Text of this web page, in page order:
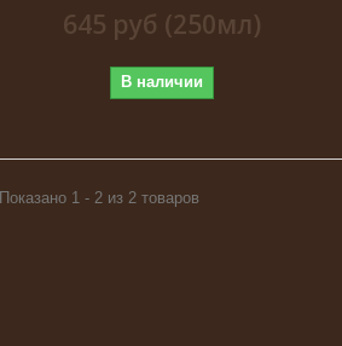
645 руб (250мл)
В наличии
Показано 1 - 2 из 2 товаров